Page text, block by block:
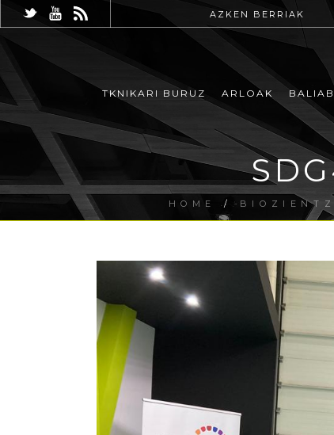
AZKEN BERRIAK
TKNIKARI BURUZ ARLOAK
HOME /